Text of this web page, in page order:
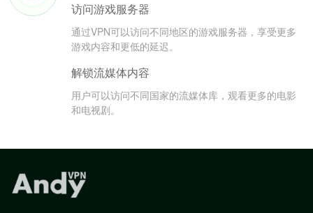
访问游戏服务器
通过VPN可以访问不同地区的游戏服务器，享受更多
游戏内容和更低的延迟。
解锁流媒体内容
用户可以访问不同国家的流媒体库，观看更多的电影
和电视剧。